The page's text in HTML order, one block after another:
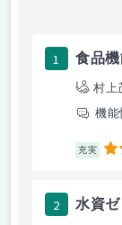
1 食品
村上
機
充実
2 水資ゼ